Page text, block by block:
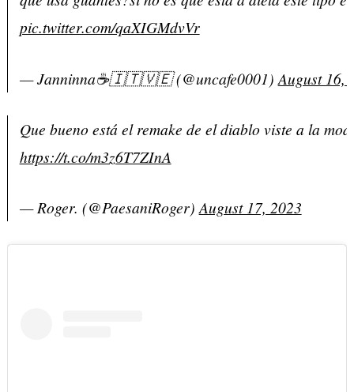
pic.twitter.com/qaXIGMdvVr
— Janninna☕🇮🇹🇻🇪 (@uncafe0001) August 16,
Que bueno está el remake de el diablo viste a la
https://t.co/m3z6T7ZInA
— Roger. (@PaesaniRoger)August 17, 2023